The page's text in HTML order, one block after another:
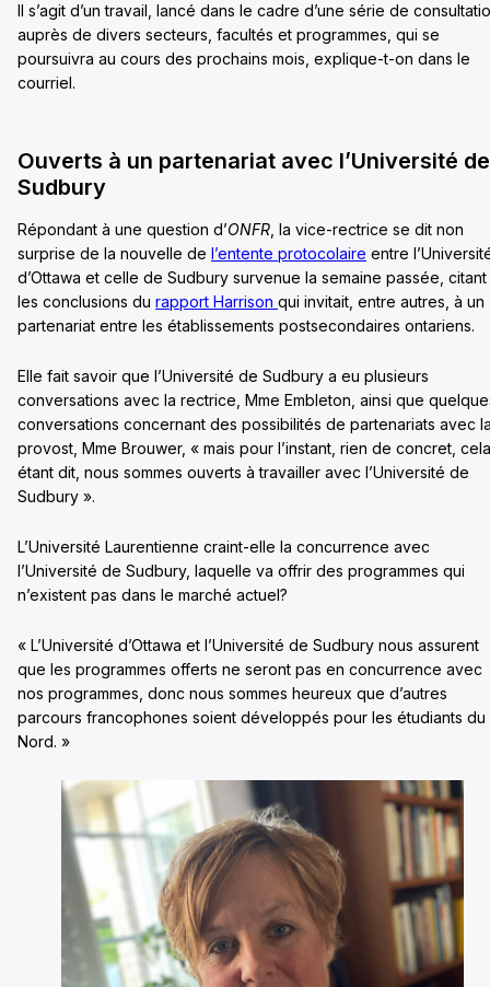
Il s’agit d’un travail, lancé dans le cadre d’une série de
auprès de divers secteurs, facultés et programmes, qui se
poursuivra au cours des prochains mois, explique-t-on dans le
courriel.
Ouverts à un partenariat avec l’Université de
Sudbury
Répondant à une question d’ONFR , la vice-rectrice se dit non
surprise de la nouvelle de l’entente protocolaire entre
d’Ottawa et celle de Sudbury survenue la semaine passée, citant
les conclusions du rapport Harrison qui invitait, entre autres, à un
partenariat entre les établissements postsecondaires ontariens.
Elle fait savoir que l’Université de Sudbury a eu plusieurs
conversations avec la rectrice, Mme Embleton, ainsi que
conversations concernant des possibilités de partenariats avec
provost, Mme Brouwer, « mais pour l’instant, rien de concret, cela
étant dit, nous sommes ouverts à travailler avec l’Université de
Sudbury ».
L’Université Laurentienne craint-elle la concurrence avec
l’Université de Sudbury, laquelle va offrir des programmes qui
n’existent pas dans le marché actuel?
« L’Université d’Ottawa et l’Université de Sudbury nous assurent
que les programmes offerts ne seront pas en concurrence avec
nos programmes, donc nous sommes heureux que d’autres
parcours francophones soient développés pour les étudiants du
Nord. »